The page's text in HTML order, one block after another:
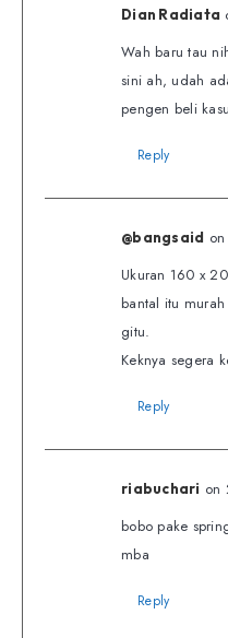
Dian Radiata
Wah baru tau
sini ah, udah
pengen beli
Reply
@bangsaid
Ukuran 160 x
bantal itu
gitu.
Keknya segera
Reply
riabuchari on
bobo pake
mba
Reply